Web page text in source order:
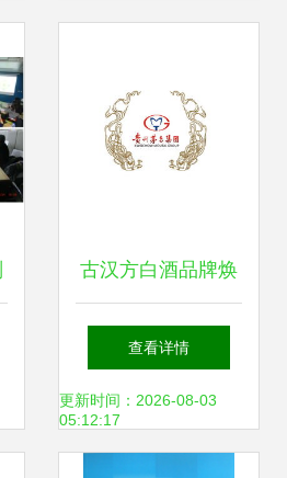
古汉方白酒品牌焕
新 包装设计与整合
营销策划方案
查看详情
更新时间：2026-08-03
05:12:17